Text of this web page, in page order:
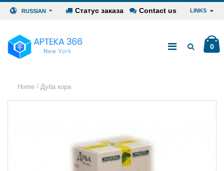
RUSSIAN Статус заказа Contact us LINKS
0
Home / Дуба кора